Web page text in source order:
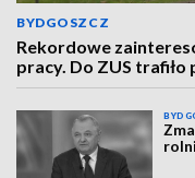
BYDGOSZCZ
Rekordowe
pracy. Do ZUS